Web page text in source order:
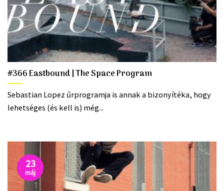
#366 Eastbound | The Space Program
Sebastian Lopez űrprogramja is annak a bizonyítéka, hogy
lehetséges (és kell is) még...
23
máj